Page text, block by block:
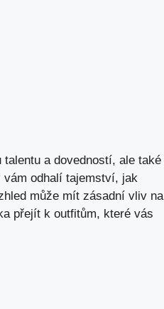
a dovedností, ale také
vám odhalí tajemství, jak
může mít zásadní vliv na
přejít k outfitům, které vás